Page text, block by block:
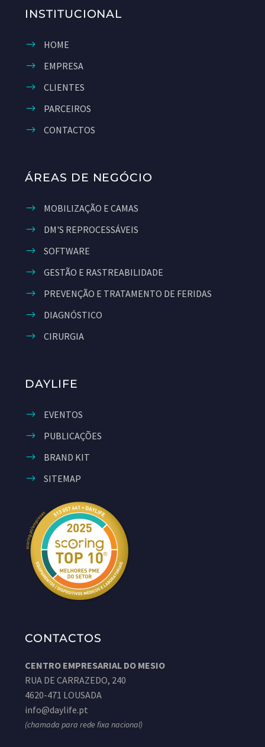
INSTITUCIONAL
HOME
EMPRESA
CLIENTES
PARCEIROS
CONTACTOS
ÁREAS DE NEGÓCIO
MOBILIZAÇÃO E CAMAS
DM'S REPROCESSÁVEIS
SOFTWARE
GESTÃO E RASTREABILIDADE
PREVENÇÃO E TRATAMENTO DE FERIDAS
DIAGNÓSTICO
CIRURGIA
DAYLIFE
EVENTOS
PUBLICAÇÕES
BRAND KIT
SITEMAP
CONTACTOS
CENTRO EMPRESARIAL DO MESIO
RUA DE CARRAZEDO, 240
4620-471 LOUSADA
info@daylife.pt
(chamada para rede fixa nacional)